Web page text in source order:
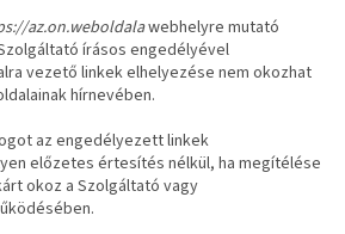
az.on.weboldalawebhelyre mutató
írásos engedélyével
vezető linkek elhelyezése nem okozhat
hírnevében.
az engedélyezett linkek
előzetes értesítés nélkül, ha megítélése
okoz a Szolgáltató vagy